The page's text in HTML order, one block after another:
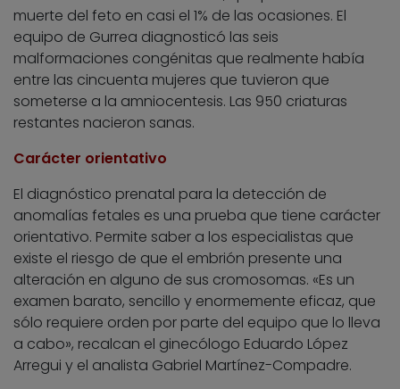
muerte del feto en casi el 1% de las ocasiones. El
equipo de Gurrea diagnosticó las seis
malformaciones congénitas que realmente había
entre las cincuenta mujeres que tuvieron que
someterse a la amniocentesis. Las 950 criaturas
restantes nacieron sanas.
Carácter orientativo
El diagnóstico prenatal para la detección de
anomalías fetales es una prueba que tiene carácter
orientativo. Permite saber a los especialistas que
existe el riesgo de que el embrión presente una
alteración en alguno de sus cromosomas. «Es un
examen barato, sencillo y enormemente eficaz, que
sólo requiere orden por parte del equipo que lo lleva
a cabo», recalcan el ginecólogo Eduardo López
Arregui y el analista Gabriel Martínez-Compadre.